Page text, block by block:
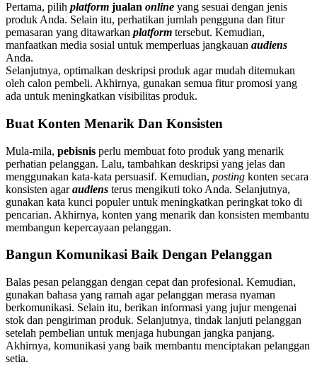
Pertama, pilih platform jualan online yang sesuai dengan jenis
produk Anda. Selain itu, perhatikan jumlah pengguna dan fitur
pemasaran yang ditawarkan platform tersebut. Kemudian,
manfaatkan media sosial untuk memperluas jangkauan audiens
Anda.
Selanjutnya, optimalkan deskripsi produk agar mudah ditemukan
oleh calon pembeli. Akhirnya, gunakan semua fitur promosi yang
ada untuk meningkatkan visibilitas produk.
Buat Konten Menarik Dan Konsisten
Mula-mila, pebisnis perlu membuat foto produk yang menarik
perhatian pelanggan. Lalu, tambahkan deskripsi yang jelas dan
menggunakan kata-kata persuasif. Kemudian, posting konten secara
konsisten agaraudiens terus mengikuti toko Anda. Selanjutnya,
gunakan kata kunci populer untuk meningkatkan peringkat toko di
pencarian. Akhirnya, konten yang menarik dan konsisten membantu
membangun kepercayaan pelanggan.
Bangun Komunikasi Baik Dengan Pelanggan
Balas pesan pelanggan dengan cepat dan profesional. Kemudian,
gunakan bahasa yang ramah agar pelanggan merasa nyaman
berkomunikasi. Selain itu, berikan informasi yang jujur mengenai
stok dan pengiriman produk. Selanjutnya, tindak lanjuti pelanggan
setelah pembelian untuk menjaga hubungan jangka panjang.
Akhirnya, komunikasi yang baik membantu menciptakan pelanggan
setia.